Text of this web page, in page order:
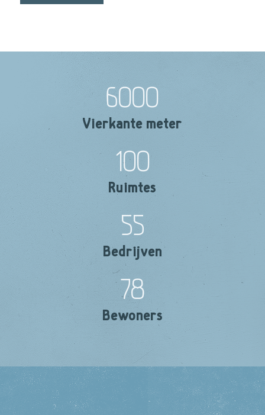
6000
Vierkante meter
100
Ruimtes
55
Bedrijven
78
Bewoners